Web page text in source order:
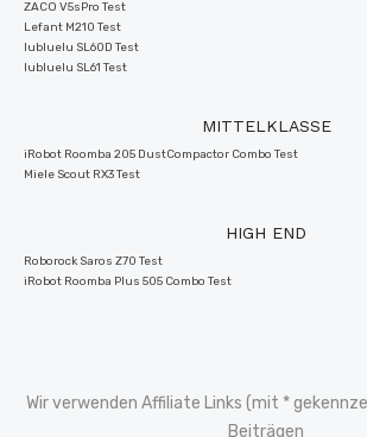
ZACO V5sPro Test
Lefant M210 Test
lubluelu SL60D Test
lubluelu SL61 Test
MITTELKLASSE
iRobot Roomba 205 DustCompactor Combo Test
Miele Scout RX3 Test
HIGH END
Roborock Saros Z70 Test
iRobot Roomba Plus 505 Combo Test
Wir verwenden Affiliate Links (mit *
Beiträgen